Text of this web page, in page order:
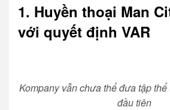
1. Huyền thoại Man
với quyết định VAR
Kompany vẫn chưa thể đưa tập
đầu tiên